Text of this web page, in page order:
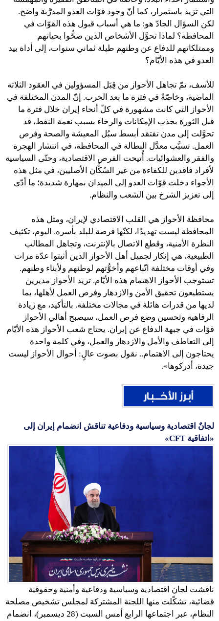
التي تزيد باستمرار، كما أنّ وجود قوّات العدو المدرَّبة واضح.
لكن السؤال الجادّ هو: ما هي أسباب قبول هذه القوّات في
المحافظة؟ لماذا تحوَّل الأشخاص الذين ضحُّوا بحياتهم
وممتلكاتهم للدفاع عن وطنهم طيلة ثماني سنوات، إلى أداة بيد
العدو في هذه الأيّام؟
للأسف، تمّ تجاهل الأحواز من قِبَل المسؤولين في العقود الثلاثة
الماضية، وخاصّةً في فترة ما بعد الحرب. إنّ المدن المختلفة في
الأحواز التي كانت مشهورة في كلّ أنحاء إيران خلال فترة ما
قبل الثورة بجذب الإمكانات والرخاء بسبب نعمة النفط، قد
تحوَّلت إلى مدن تفتقد أبسط سبُل المعيشة والصحة وفرص
العمل. تسبَّب معدَّل البطالة في المحافظة، في انتشار الهجرة
والفقر والعشوائيات. أُتيحت الفرص الاقتصادية، وحتّى السياسية
لأفراد فاقدين للكفاءة من غير السُكَّان الأصليين، في مثل هذه
الأجواء دخلت قوّات العدو إلى الميدان بمهارة شديدة؛ ما أدّى
إلى تعزيز الشرخ بين الشعب والنظام.
محافظة الأحواز هي القلب الاقتصادي لإيران، ومثل هذه
المحافظة ليست تهديدًا، لكنّها فرصة للبلد بأسره. اليوم، تكثيف
النظرة الأمنية، وقطع الاتصال بالإنترنت، وتجاهل المطالب
الطبيعية، هي إنكار لجميل أهل الأحواز الذين أثبتوا عدّة مرات
وفي أوقات مختلفة اتّباعهم وأخوُّتهم لوطنهم ولأبناء وطنهم.
تستوجب الأحواز الاهتمام هذه الأيّام. تريد الأحواز مديرين
يستطيعون تحقيق الأمن والازدهار وفرص العمل لأهلها، بما
لديها من قدرات هائلة في مجالات مختلفة. بالتأكيد، مع زيادة
الرفاهية وتحسين وضع فرص العمل، سيصبح أهالي الأحواز
قوّات في جبهة الدفاع عن إيران. يحتاج شعب الأحواز هذه الأيّام
إلى التعاطف والأمل والازدهار والعمل، وفي كلمة واحدة
يحتاجون إلى الاهتمام.. نقول بصوت عالٍ: أحوال الأحواز ليست
جيدة، أدركوها».
لجانٌ اقتصادية وسياسية ودفاعية تناقش انضمام إيران إلى
«اتفاقية CFT»
ناقشت لجان اقتصادية وسياسية ودفاعية وأمنية وحقوقية
قضائية، تشكّلت منها اللجنة المشتركة لمجلس تشخيص مصلحة
النظام، عبر اجتماعها الرابع أمس السبت (28 ديسمبر)، انضمام